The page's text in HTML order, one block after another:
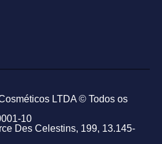
LTDA © Todos os
10
Des Celestins, 199, 13.145-